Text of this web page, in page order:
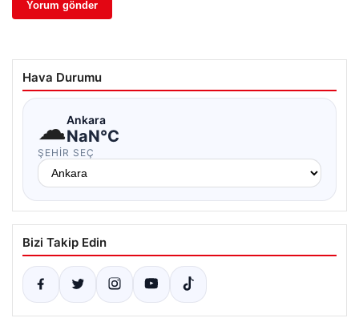
Hava Durumu
☁Ankara
NaN°C
ŞEHIR SEÇ
Bizi Takip Edin